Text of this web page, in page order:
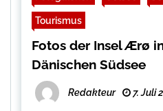
Tourismus
Fotos der Insel Ærø
Dänischen Südsee
Redakteur 7. Juli